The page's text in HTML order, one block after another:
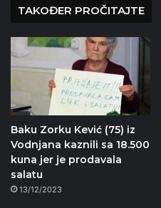
TAKOĐER PROČITAJTE
Baku Zorku Kević (75) iz
Vodnjana kaznili sa 18.500
kuna jer je prodavala
salatu
13/12/2023